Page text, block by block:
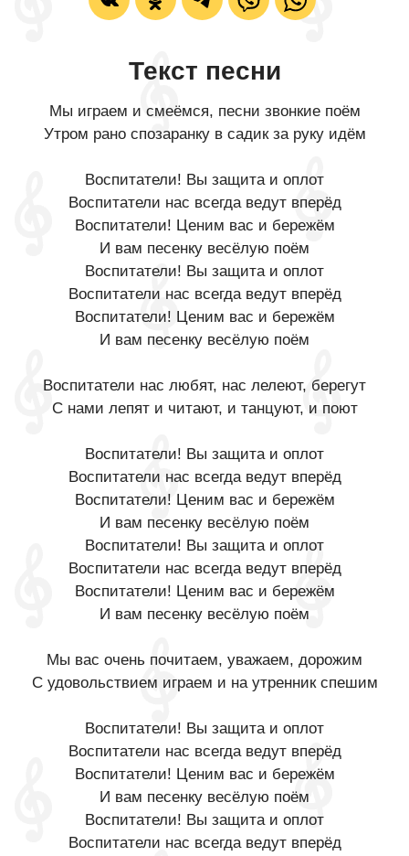
Текст песни
Мы играем и смеёмся, песни звонкие поём
Утром рано спозаранку в садик за руку идём
Воспитатели! Вы защита и оплот
Воспитатели нас всегда ведут вперёд
Воспитатели! Ценим вас и бережём
И вам песенку весёлую поём
Воспитатели! Вы защита и оплот
Воспитатели нас всегда ведут вперёд
Воспитатели! Ценим вас и бережём
И вам песенку весёлую поём
Воспитатели нас любят, нас лелеют, берегут
С нами лепят и читают, и танцуют, и поют
Воспитатели! Вы защита и оплот
Воспитатели нас всегда ведут вперёд
Воспитатели! Ценим вас и бережём
И вам песенку весёлую поём
Воспитатели! Вы защита и оплот
Воспитатели нас всегда ведут вперёд
Воспитатели! Ценим вас и бережём
И вам песенку весёлую поём
Мы вас очень почитаем, уважаем, дорожим
С удовольствием играем и на утренник спешим
Воспитатели! Вы защита и оплот
Воспитатели нас всегда ведут вперёд
Воспитатели! Ценим вас и бережём
И вам песенку весёлую поём
Воспитатели! Вы защита и оплот
Воспитатели нас всегда ведут вперёд